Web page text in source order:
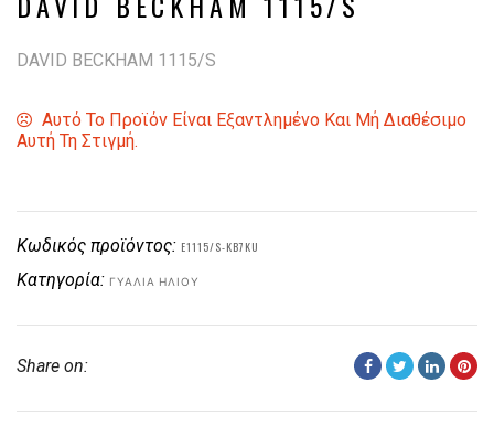
DAVID BECKHAM 1115/S
Αυτό Το Προϊόν Είναι Εξαντλημένο Και Μή Διαθέσιμο
Αυτή Τη Στιγμή.
Κωδικός προϊόντος: E1115/S-KB7KU
Κατηγορία: ΓΥΑΛΙΆ ΗΛΊΟΥ
Share on: